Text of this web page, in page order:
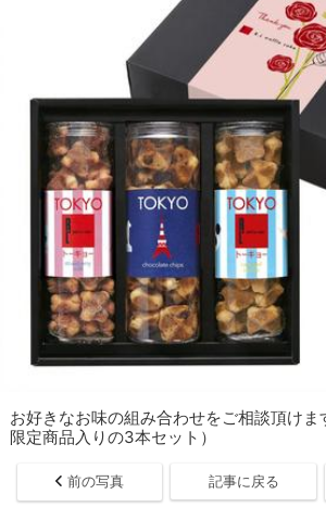
お好きなお味の組み合わせをご相談頂けま
限定商品入りの3本セット）
前の写真 記事に戻る